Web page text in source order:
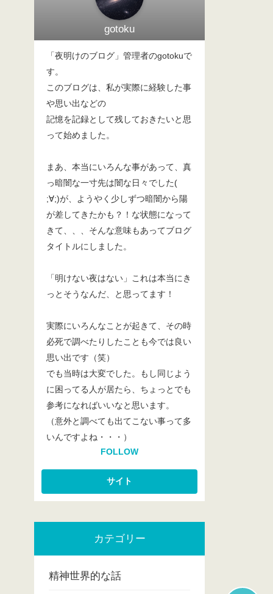
gotoku
「夜明けのブログ」管理者のgotokuで
す。
このブログは、私が実際に経験した事
や思い出などの
記憶を記録として残しておきたいと思
って始めました。
まあ、本当にいろんな事があって、真
っ暗闇な一寸先は闇な日々でした(
;∀;)が、ようやく少しずつ暗闇から陽
が差してきたかも？！な状態になって
きて、、、そんな意味もあってブログ
タイトルにしました。
「明けない夜はない」これは本当にき
っとそうなんだ、と思ってます！
実際にいろんなことが起きて、その時
必死で調べたりしたことも今では良い
思い出です（笑）
でも当時は大変でした。もし同じよう
に困ってる人が居たら、ちょっとでも
参考になればいいなと思います。
（意外と調べても出てこない事って多
いんですよね・・・）
FOLLOW
カテゴリー
精神世界的な話